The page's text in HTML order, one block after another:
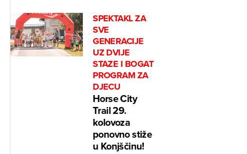
SPEKTAKL ZA
SVE
GENERACIJE
UZ DVIJE
STAZE I BOGAT
PROGRAM ZA
DJECU
Horse City
Trail 29.
kolovoza
ponovno stiže
u Konjščinu!